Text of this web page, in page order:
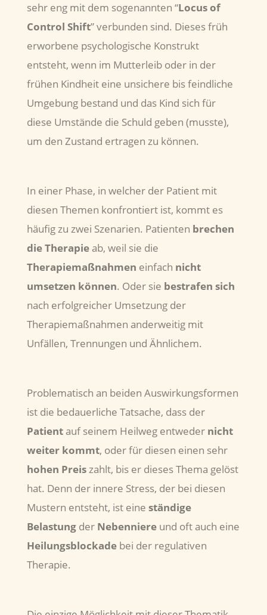
sehr eng mit dem sogenannten “Locus of
Control Shift” verbunden sind. Dieses früh
erworbene psychologische Konstrukt
entsteht, wenn im Mutterleib oder in der
frühen Kindheit eine unsichere bis feindliche
Umgebung bestand und das Kind sich für
diese Umstände die Schuld geben (musste),
um den Zustand ertragen zu können.
In einer Phase, in welcher der Patient mit
diesen Themen konfrontiert ist, kommt es
häufig zu zwei Szenarien. Patienten brechen
die Therapieab, weil sie die
Therapiemaßnahmen einfach nicht
umsetzen können. Oder sie bestrafen sich
nach erfolgreicher Umsetzung der
Therapiemaßnahmen anderweitig mit
Unfällen, Trennungen und Ähnlichem.
Problematisch an beiden Auswirkungsformen
ist die bedauerliche Tatsache, dass der
Patientauf seinem Heilweg entweder nicht
weiter kommt, oder für diesen einen sehr
hohen Preiszahlt, bis er dieses Thema gelöst
hat. Denn der innere Stress, der bei diesen
Mustern entsteht, ist eine ständige
Belastungder Nebenniereund oft auch eine
Heilungsblockadebei der regulativen
Therapie.